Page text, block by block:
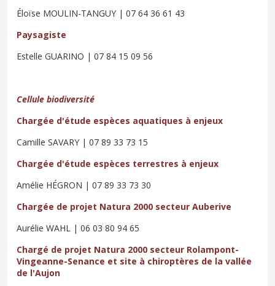
Éloïse MOULIN-TANGUY | 07 64 36 61 43
Paysagiste
Estelle GUARINO | 07 84 15 09 56
Cellule biodiversité
Chargée d'étude espèces aquatiques à enjeux
Camille SAVARY | 07 89 33 73 15
Chargée d'étude espèces terrestres à enjeux
Amélie HÉGRON | 07 89 33 73 30
Chargée de projet Natura 2000 secteur Auberive
Aurélie WAHL | 06 03 80 94 65
Chargé de projet Natura 2000 secteur Rolampont-
Vingeanne-Senance et site à chiroptères de la vallée
de l'Aujon